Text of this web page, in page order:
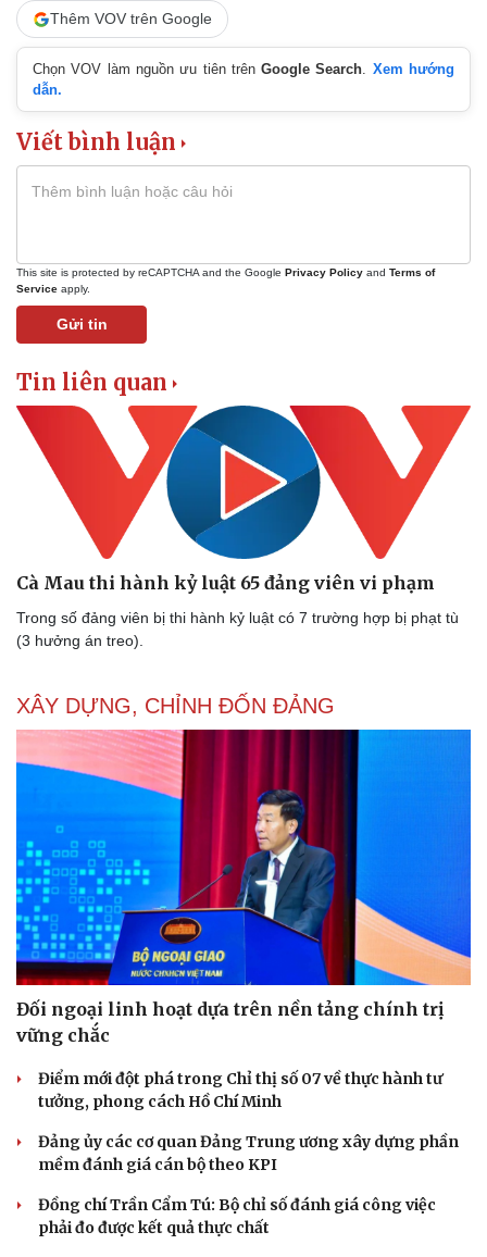
Pháp luật
Vụ án
Tin nóng
Tư vấn luật
Quân sự - Quốc phòng
Vũ khí
Việt Nam
Phân tích
Thể thao
Bóng đá
Lịch thi đấu bóng đá
eSports
Hậu trường
Ô tô - Xe máy
Ô tô
Thêm VOV trên Google
Chọn VOV làm nguồn ưu tiên trênGoogle Search. Xem hướng
dẫn.
Viết bình luận
This site is protected by reCAPTCHA and the Google Privacy Policy and Terms of
Service apply.
Gửi tin
Tin liên quan
Cà Mau thi hành kỷ luật 65 đảng viên vi phạm
Trong số đảng viên bị thi hành kỷ luật có 7 trường hợp bị phạt tù
(3 hưởng án treo).
XÂY DỰNG, CHỈNH ĐỐN ĐẢNG
Đối ngoại linh hoạt dựa trên nền tảng chính trị
vững chắc
Điểm mới đột phá trong Chỉ thị số 07 về thực hành tư
tưởng, phong cách Hồ Chí Minh
Đảng ủy các cơ quan Đảng Trung ương xây dựng phần
mềm đánh giá cán bộ theo KPI
Đồng chí Trần Cẩm Tú: Bộ chỉ số đánh giá công việc
phải đo được kết quả thực chất